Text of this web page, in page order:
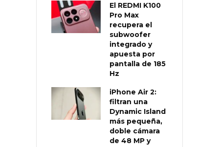
El REDMI K100
Pro Max
recupera el
subwoofer
integrado y
apuesta por
pantalla de 185
Hz
iPhone Air 2:
filtran una
Dynamic Island
más pequeña,
doble cámara
de 48 MP y